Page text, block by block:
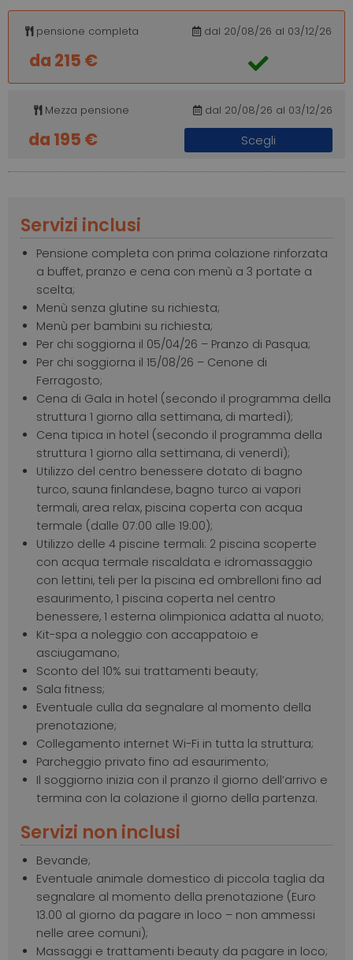
pensione completa dal 20/08/26 al 03/12/26
da 215 €
Mezza pensione dal 20/08/26 al 03/12/26
da 195 € Scegli
Servizi inclusi
Pensione completa con prima colazione rinforzata
a buffet, pranzo e cena con menù a 3 portate a
scelta;
Menù senza glutine su richiesta;
Menù per bambini su richiesta;
Per chi soggiorna il 05/04/26 – Pranzo di Pasqua;
Per chi soggiorna il 15/08/26 – Cenone di
Ferragosto;
Cena di Gala in hotel (secondo il programma della
struttura 1 giorno alla settimana, di martedì);
Cena tipica in hotel (secondo il programma della
struttura 1 giorno alla settimana, di venerdì);
Utilizzo del centro benessere dotato di bagno
turco, sauna finlandese, bagno turco ai vapori
termali, area relax, piscina coperta con acqua
termale (dalle 07:00 alle 19:00);
Utilizzo delle 4 piscine termali: 2 piscina scoperte
con acqua termale riscaldata e idromassaggio
con lettini, teli per la piscina ed ombrelloni fino ad
esaurimento, 1 piscina coperta nel centro
benessere, 1 esterna olimpionica adatta al nuoto;
Kit-spa a noleggio con accappatoio e
asciugamano;
Sconto del 10% sui trattamenti beauty;
Sala fitness;
Eventuale culla da segnalare al momento della
prenotazione;
Collegamento internet Wi-Fi in tutta la struttura;
Parcheggio privato fino ad esaurimento;
Il soggiorno inizia con il pranzo il giorno dell’arrivo e
termina con la colazione il giorno della partenza.
Servizi non inclusi
Bevande;
Eventuale animale domestico di piccola taglia da
segnalare al momento della prenotazione (Euro
13.00 al giorno da pagare in loco – non ammessi
nelle aree comuni);
Massaggi e trattamenti beauty da pagare in loco;